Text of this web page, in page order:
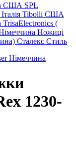
США SPL
Tibolli США
TrisaElectronics (
Ножиці
Сталекс Стиль
Німеччина
1230-